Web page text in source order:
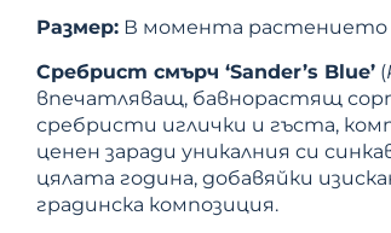
Размер: В момента растението е
Сребрист смърч ‘Sander’s Blue’ (
впечатляващ, бавнорастящ
сребристи иглички и гъста,
ценен заради уникалния си
цялата година, добавяйки
градинска композиция.